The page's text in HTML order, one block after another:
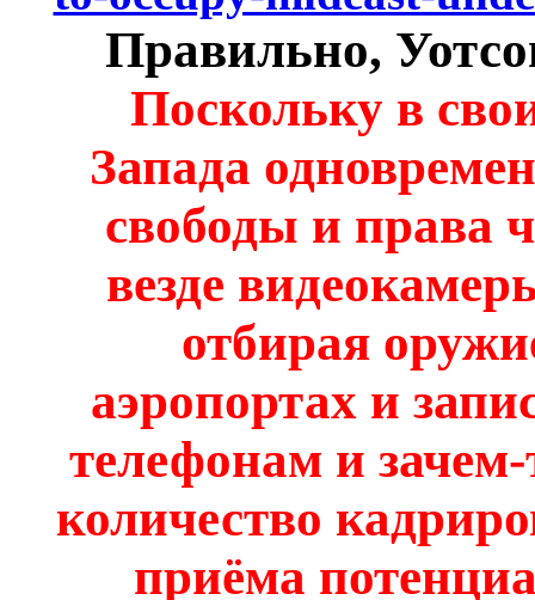
Правильно,
Поскольку в
Запада
свободы и права
везде
отбирая
аэропортах и
телефонам и
количество
приёма